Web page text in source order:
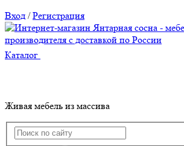
Вход / Регистрация
Каталог
Живая мебель из массива